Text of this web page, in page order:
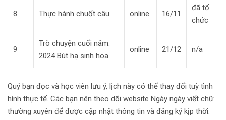
8 Thực hành chuốt câu online 16/11
đã tổ
chức
9
Trò chuyện cuối năm:
2024 Bút hạ sinh hoa
online 21/12 n/a
Quý bạn đọc và học viên lưu ý, lịch này có thể thay đổi tuỳ tình
hình thực tế. Các bạn nên theo dõi website Ngày ngày viết chữ
thường xuyên để được cập nhật thông tin và đăng ký kịp thời.